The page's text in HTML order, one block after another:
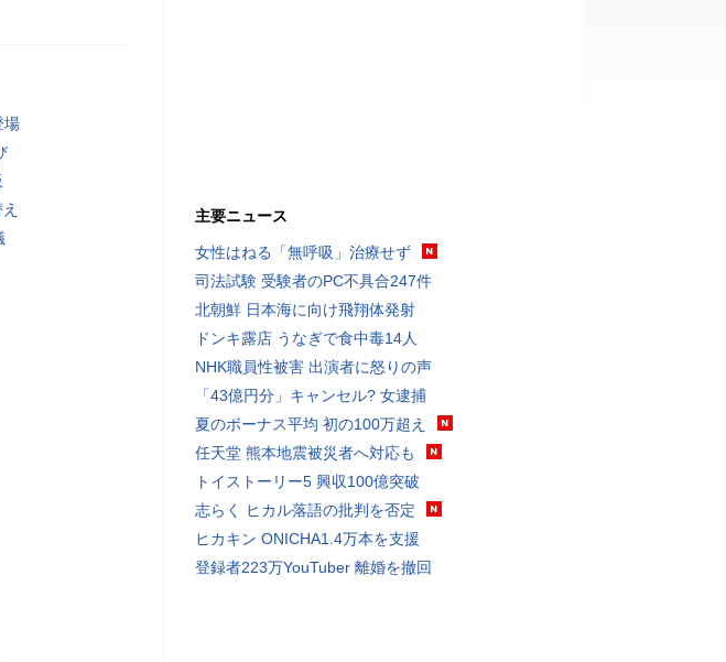
場
主要ニュース
女性はねる「無呼吸」治療せず
司法試験 受験者のPC不具合247件
北朝鮮 日本海に向け飛翔体発射
ドンキ露店 うなぎで食中毒14人
NHK職員性被害 出演者に怒りの声
「43億円分」キャンセル? 女逮捕
夏のボーナス平均 初の100万超え
任天堂 熊本地震被災者へ対応も
トイストーリー5 興収100億突破
志らく ヒカル落語の批判を否定
ヒカキン ONICHA1.4万本を支援
登録者223万YouTuber 離婚を撤回